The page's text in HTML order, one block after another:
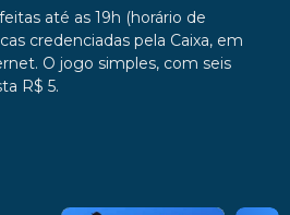
até as 19h (horário de
credenciadas pela Caixa, em
O jogo simples, com seis
R$ 5.